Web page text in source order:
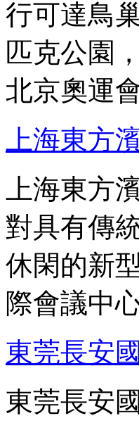
行可達鳥
匹克公園
北京奧運
上海東方
上海東方
對具有傳
休閑的新
際會議中
東莞長安
東莞長安